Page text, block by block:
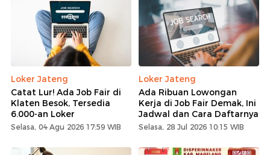
Loker Jateng
Catat Lur! Ada Job Fair di
Klaten Besok, Tersedia
6.000-an Loker
Selasa, 04 Agu 2026 17:59 WIB
Loker Jateng
Ada Ribuan Lowongan
Kerja di Job Fair Demak, Ini
Jadwal dan Cara Daftarnya
Selasa, 28 Jul 2026 10:15 WIB